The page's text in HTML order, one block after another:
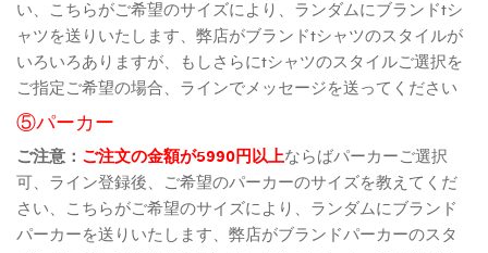
い、こちらがご希望のサイズにより、ランダムにブランドtシ
ャツを送りいたします、弊店がブランドtシャツのスタイルが
いろいろありますが、もしさらにtシャツのスタイルご選択を
ご指定ご希望の場合、ラインでメッセージを送ってください
⑤パーカー
ご注意： ご注文の金額が5990円以上ならばパーカーご選択
可、ライン登録後、ご希望のパーカーのサイズを教えてくだ
さい、こちらがご希望のサイズにより、ランダムにブランド
パーカーを送りいたします、弊店がブランドパーカーのスタ